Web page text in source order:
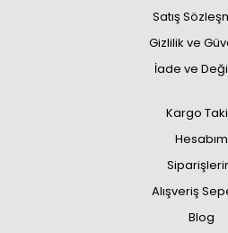
Satış
Gizlilik ve
İade ve
Kargo
Hesabım
Alışveriş
Blog